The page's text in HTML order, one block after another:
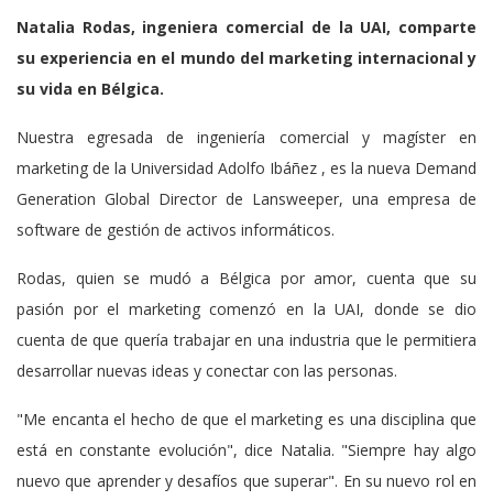
Natalia Rodas, ingeniera comercial de la UAI, comparte
su experiencia en el mundo del marketing internacional y
su vida en Bélgica.
Nuestra egresada de ingeniería comercial y magíster en
marketing de la Universidad Adolfo Ibáñez , es la nueva Demand
Generation Global Director de Lansweeper, una empresa de
software de gestión de activos informáticos.
Rodas, quien se mudó a Bélgica por amor, cuenta que su
pasión por el marketing comenzó en la UAI, donde se dio
cuenta de que quería trabajar en una industria que le permitiera
desarrollar nuevas ideas y conectar con las personas.
"Me encanta el hecho de que el marketing es una disciplina que
está en constante evolución", dice Natalia. "Siempre hay algo
nuevo que aprender y desafíos que superar". En su nuevo rol en